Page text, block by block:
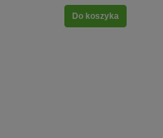
Do koszyka